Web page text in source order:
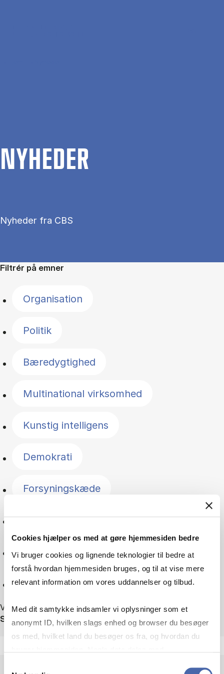
Cookies hjælper os med at gøre hjemmesiden bedre
Vi bruger cookies og lignende teknologier til bedre at
forstå hvordan hjemmesiden bruges, og til at vise mere
relevant information om vores uddannelser og tilbud.
Med dit samtykke indsamler vi oplysninger som et
anonymt ID, hvilken slags enhed og browser du besøger
os med, hvilket land du besøger os fra, og hvordan du
NYHE­DER
Nyheder fra CBS
Filtrér på emner
Organisation
Politik
Bæredygtighed
Multinational virksomhed
Kunstig intelligens
Demokrati
Forsyningskæde
Geopolitik
Grøn omstilling
Nulstil
Viser 75 ud af 75 nyheder
Sortér efter